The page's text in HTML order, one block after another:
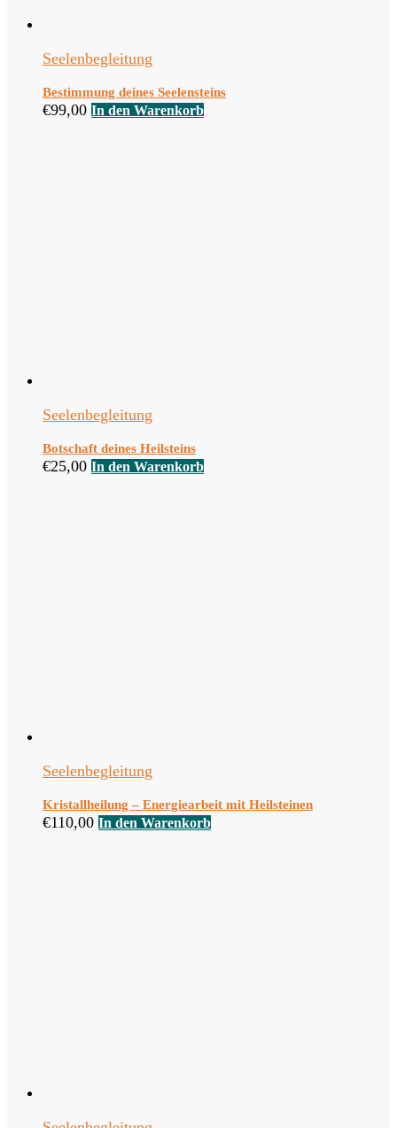
Seelenbegleitung
Bestimmung deines Seelensteins
€99,00 In den Warenkorb
Seelenbegleitung
Botschaft deines Heilsteins
€25,00 In den Warenkorb
Seelenbegleitung
Kristallheilung – Energiearbeit mit Heilsteinen
€110,00 In den Warenkorb